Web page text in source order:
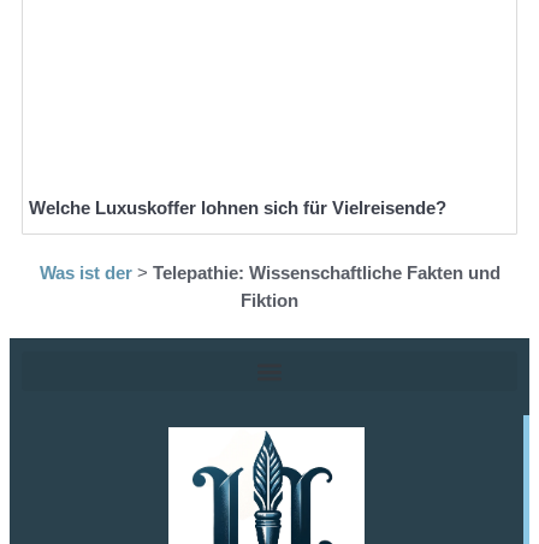
Welche Luxuskoffer lohnen sich für Vielreisende?
Was ist der> Telepathie: Wissenschaftliche Fakten und
Fiktion